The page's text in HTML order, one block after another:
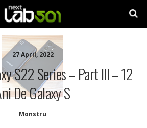
27 April, 2022
S22 Series – Part III – 12
De Galaxy S
Monstru